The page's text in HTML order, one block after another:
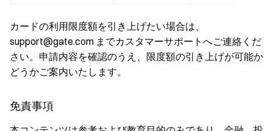
カードの利用限度額を引き上げたい場合は、
support@gate.com までカスタマーサポートへご連絡くだ
さい。申請内容を確認のうえ、限度額の引き上げが可能か
どうかご案内いたします。
免責事項